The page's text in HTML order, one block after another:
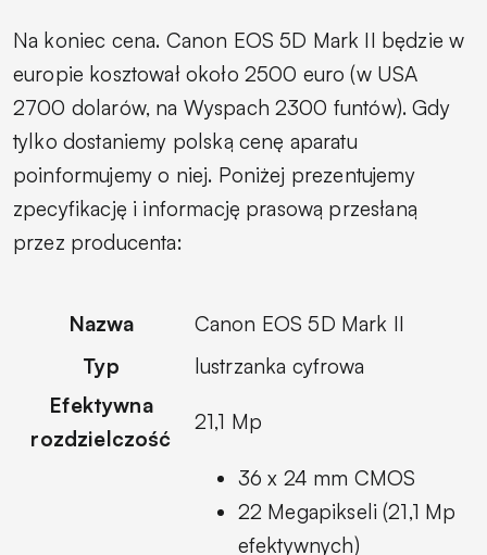
Na koniec cena. Canon EOS 5D Mark II będzie w
europie kosztował około 2500 euro (w USA
2700 dolarów, na Wyspach 2300 funtów). Gdy
tylko dostaniemy polską cenę aparatu
poinformujemy o niej. Poniżej prezentujemy
zpecyfikację i informację prasową przesłaną
przez producenta:
Nazwa
Canon EOS 5D Mark II
Typ
lustrzanka cyfrowa
Efektywna
rozdzielczość
21,1 Mp
36 x 24 mm CMOS
22 Megapikseli (21,1 Mp
efektywnych)